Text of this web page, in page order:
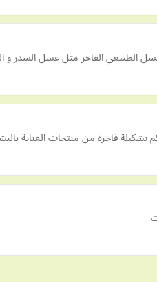
الفاخر مثل عسل السدر و
تشكيلة فاخرة من منتجات العناية